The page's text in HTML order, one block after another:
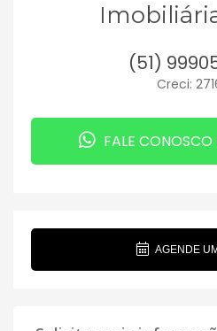
(51)
Creci:
FALE
AGENDE